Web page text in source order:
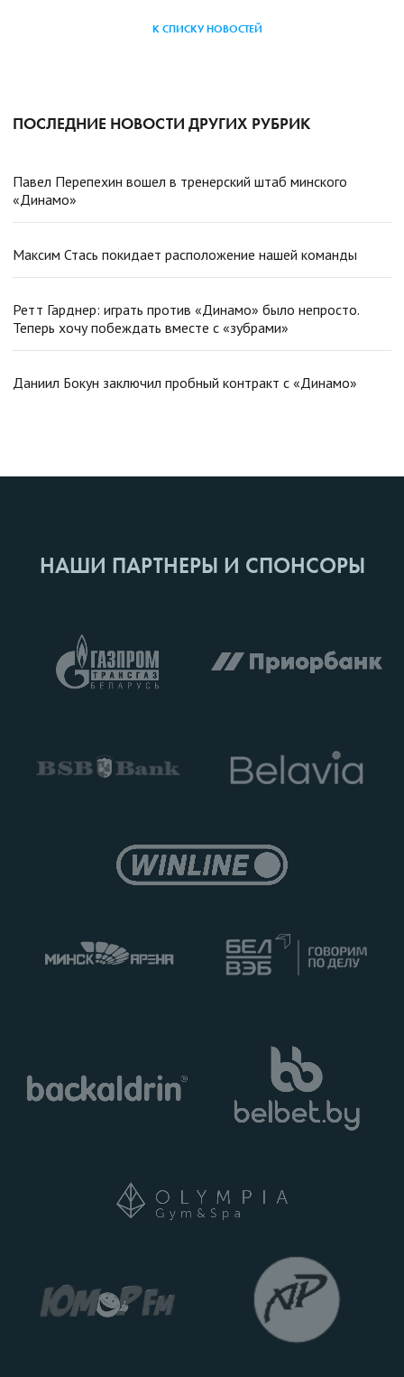
К СПИСКУ НОВОСТЕЙ
ПОСЛЕДНИЕ НОВОСТИ ДРУГИХ РУБРИК
Павел Перепехин вошел в тренерский штаб минского
«Динамо»
Максим Стась покидает расположение нашей команды
Ретт Гарднер: играть против «Динамо» было непросто.
Теперь хочу побеждать вместе с «зубрами»
Даниил Бокун заключил пробный контракт с «Динамо»
НАШИ ПАРТНЕРЫ И СПОНСОРЫ